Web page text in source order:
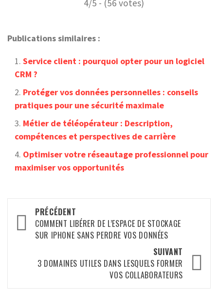
4/5 - (56 votes)
Publications similaires :
Service client : pourquoi opter pour un logiciel
CRM ?
Protéger vos données personnelles : conseils
pratiques pour une sécurité maximale
Métier de téléopérateur : Description,
compétences et perspectives de carrière
Optimiser votre réseautage professionnel pour
maximiser vos opportunités
Navigation
d’article
PRÉCÉDENT
COMMENT LIBÉRER DE L’ESPACE DE STOCKAGE
SUR IPHONE SANS PERDRE VOS DONNÉES
SUIVANT
3 DOMAINES UTILES DANS LESQUELS FORMER
VOS COLLABORATEURS